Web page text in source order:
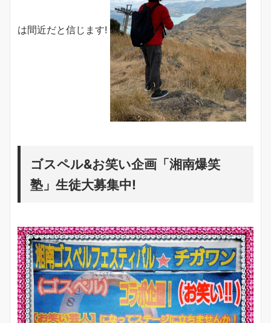
は間近だと信じます!
ゴスペル&お笑い企画「湘南爆笑
塾」生徒大募集中!